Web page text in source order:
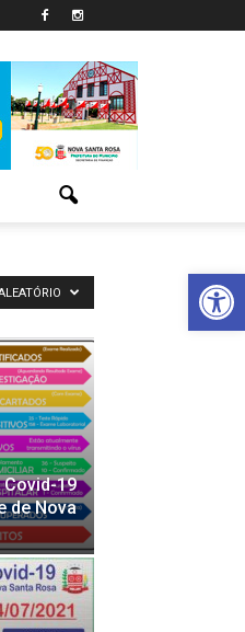
Abrir
19
de Nova